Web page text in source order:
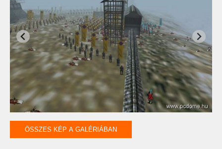
ÖSSZES KÉP A GALÉRIÁBAN